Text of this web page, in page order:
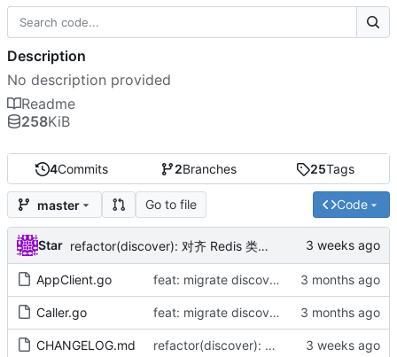
4Commits 2Branches 25Tags
master Go to file Code
Star refactor(discover): 对齐 Redis 类型化命令（by AI）
AppClient.go feat: migrate discover module from ssgo to apigo.cc/go standard (by AI)
Caller.go feat: migrate discover module from ssgo to apigo.cc/go standard (by AI)
CHANGELOG.md refactor(discover): 对齐 Redis 类型化命令（by AI）
Description
No description provided
Readme
258KiB